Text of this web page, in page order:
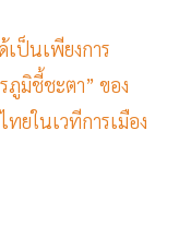
ป็นเพียงการ
ภูมิชี้ชะตา” ของ
ยในเวทีการเมือง